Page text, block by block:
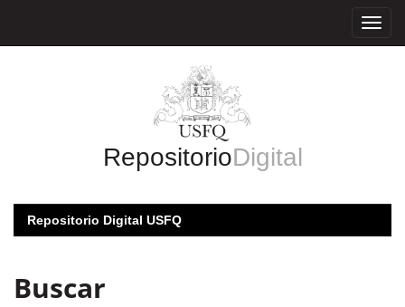
RepositorioDigital
Repositorio Digital USFQ
Buscar